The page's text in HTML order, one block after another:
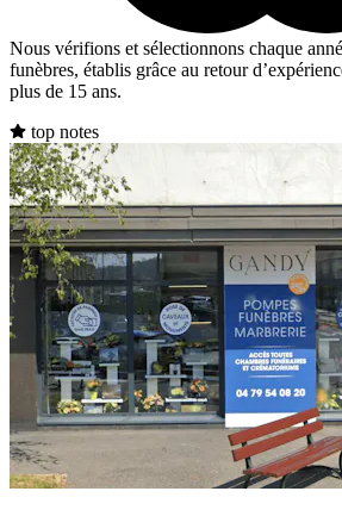
Nous vérifions et sélectionnons chaque
funèbres, établis grâce au retour
plus de 15 ans.
top notes